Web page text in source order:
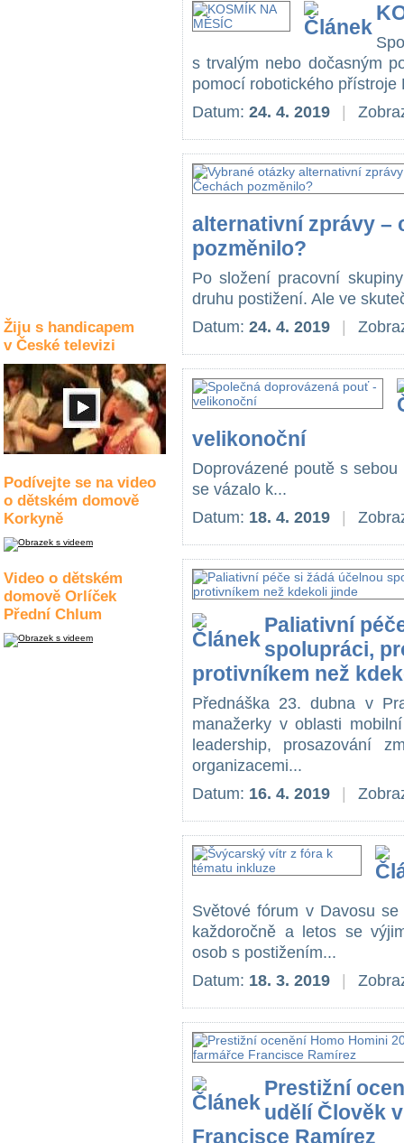
Žiju s handicapem
v České televizi
Podívejte se na video
o dětském domově
Korkyně
Video o dětském
domově Orlíček
Přední Chlum
s trvalým nebo dočasným
pomocí robotického
Datum: 24. 4. 2019
alternativní zprávy –
pozměnilo?
Po složení pracovní
druhu postižení. Ale ve
Datum: 24. 4. 2019
velikonoční
Doprovázené poutě s
se vázalo k...
Datum: 18. 4. 2019
Paliativní
spolupráci,
protivníkem než
Přednáška 23. dubna v
manažerky v oblasti
leadership, prosazování
organizacemi...
Datum: 16. 4. 2019
Světové fórum v Davosu
každoročně a letos se
osob s postižením...
Datum: 18. 3. 2019
Prestižní
udělí Člověk
Francisce Ramírez